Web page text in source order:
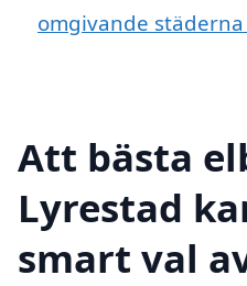
omgivande
Att bästa
Lyrestad
smart val